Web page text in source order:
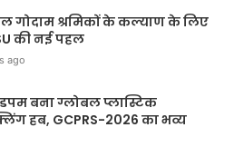
गोदाम श्रमिकों के कल्याण के लिए
की नई पहल
ago
बना ग्लोबल प्लास्टिक
हब, GCPRS-2026 का भव्य